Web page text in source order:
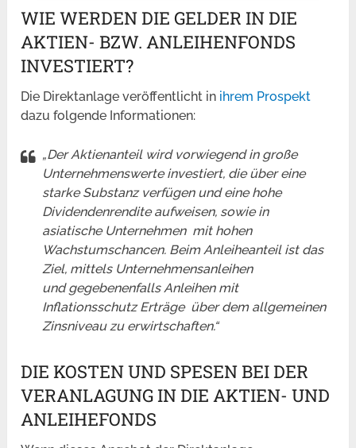
WIE WERDEN DIE GELDER IN DIE
AKTIEN- BZW. ANLEIHENFONDS
INVESTIERT?
Die Direktanlage veröffentlicht in ihrem Prospekt
dazu folgende Informationen:
„Der Aktienanteil wird vorwiegend in große
Unternehmenswerte investiert, die über eine
starke Substanz verfügen und eine hohe
Dividendenrendite aufweisen, sowie in
asiatische Unternehmen mit hohen
Wachstumschancen. Beim Anleiheanteil ist das
Ziel, mittels Unternehmensanleihen
und gegebenenfalls Anleihen mit
Inflationsschutz Erträge über dem allgemeinen
Zinsniveau zu erwirtschaften.“
DIE KOSTEN UND SPESEN BEI DER
VERANLAGUNG IN DIE AKTIEN- UND
ANLEIHEFONDS